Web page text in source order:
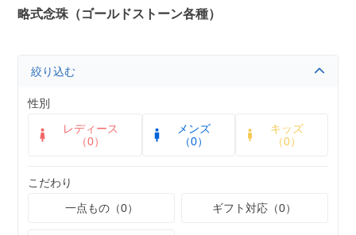
略式念珠（ゴールドストーン各種）
絞り込む
性別
レディース
（0）
メンズ
（0）
キッズ
（0）
こだわり
一点もの（0）
ギフト対応（0）